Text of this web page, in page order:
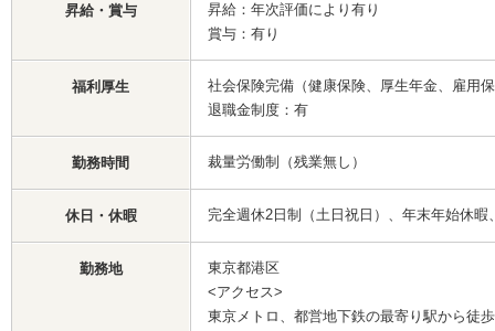
昇給・賞与
昇給：年次評価により有り
賞与：有り
福利厚生
社会保険完備（健康保険、厚生年金、雇用
退職金制度：有
勤務時間 裁量労働制（残業無し）
休日・休暇 完全週休2日制（土日祝日）、年末年始休暇
勤務地
東京都港区
<アクセス>
東京メトロ、都営地下鉄の最寄り駅から徒